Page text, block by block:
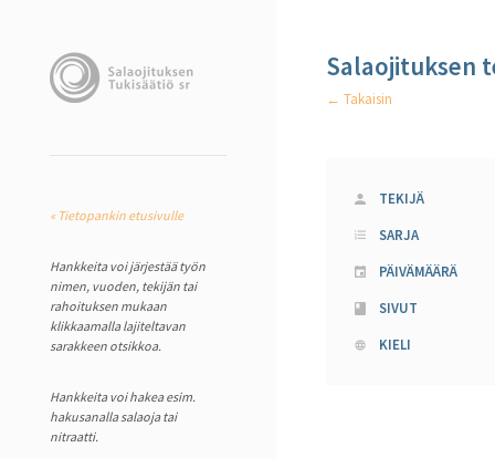
« Tietopankin etusivulle
Hankkeita voi järjestää työn
nimen, vuoden, tekijän tai
rahoituksen mukaan
klikkaamalla lajiteltavan
sarakkeen otsikkoa.
Hankkeita voi hakea esim.
hakusanalla salaoja tai
nitraatti.
Salaojituksen
← Takaisin
TEKIJÄ
SARJA
PÄIVÄMÄÄRÄ
SIVUT
KIELI